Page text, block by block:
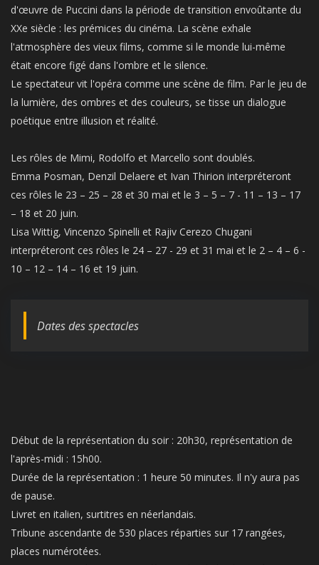
d'œuvre de Puccini dans la période de transition envoûtante du
XXe siècle : les prémices du cinéma. La scène exhale
l'atmosphère des vieux films, comme si le monde lui-même
était encore figé dans l'ombre et le silence.
Le spectateur vit l'opéra comme une scène de film. Par le jeu de
la lumière, des ombres et des couleurs, se tisse un dialogue
poétique entre illusion et réalité.
Les rôles de Mimi, Rodolfo et Marcello sont doublés.
Emma Posman, Denzil Delaere et Ivan Thirion interpréteront
ces rôles le 23 – 25 – 28 et 30 mai et le 3 – 5 – 7 - 11 – 13 – 17
– 18 et 20 juin.
Lisa Wittig, Vincenzo Spinelli et Rajiv Cerezo Chugani
interpréteront ces rôles le 24 – 27 - 29 et 31 mai et le 2 – 4 – 6 -
10 – 12 – 14 – 16 et 19 juin.
Dates des spectacles
Début de la représentation du soir : 20h30, représentation de
l'après-midi : 15h00.
Durée de la représentation : 1 heure 50 minutes. Il n'y aura pas
de pause.
Livret en italien, surtitres en néerlandais.
Tribune ascendante de 530 places réparties sur 17 rangées,
places numérotées.